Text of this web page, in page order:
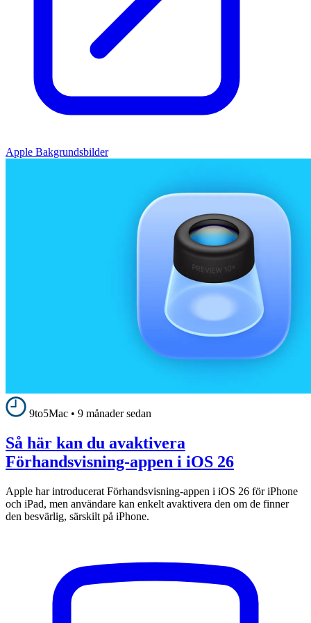
Apple Bakgrundsbilder
9to5Mac • 9 månader sedan
Så här kan du avaktivera
Förhandsvisning-appen i iOS 26
Apple har introducerat Förhandsvisning-appen i iOS 26 för iPhone
och iPad, men användare kan enkelt avaktivera den om de finner
den besvärlig, särskilt på iPhone.